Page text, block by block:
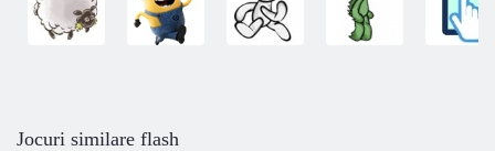
Jocuri similare flash